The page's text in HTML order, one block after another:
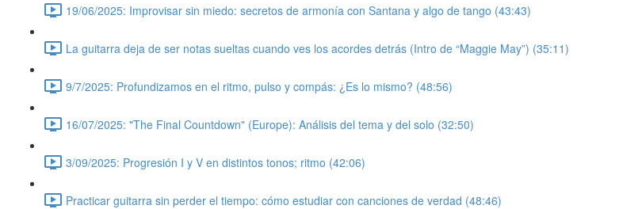
19/06/2025: Improvisar sin miedo: secretos de armonía con Santana y algo de tango (43:43)
La guitarra deja de ser notas sueltas cuando ves los acordes detrás (Intro de “Maggie May”) (35:11)
9/7/2025: Profundizamos en el ritmo, pulso y compás: ¿Es lo mismo? (48:56)
16/07/2025: "The Final Countdown" (Europe): Análisis del tema y del solo (32:50)
3/09/2025: Progresión I y V en distintos tonos; ritmo (42:06)
Practicar guitarra sin perder el tiempo: cómo estudiar con canciones de verdad (48:46)